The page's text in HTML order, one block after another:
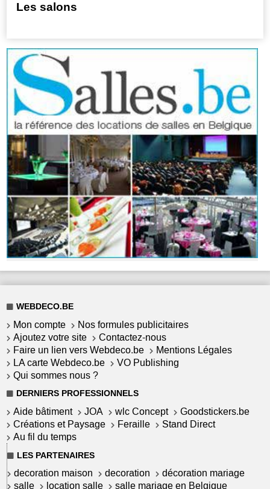
Les salons
WEBDECO.BE
Mon compte
Nos formules publicitaires
Ajoutez votre site
Contactez-nous
Faire un lien vers Webdeco.be
Mentions Légales
LA carte Webdeco.be
VO Publishing
Qui sommes nous ?
DERNIERS PROFESSIONNELS
Aide bâtiment JOA wlc Concept
Goodstickers.be
Créations et Paysage
Feraille
Stand Direct
Au fil du temps
LES PARTENAIRES
decoration maison decoration
décoration mariage
salle
location salle salle mariage en Belgique